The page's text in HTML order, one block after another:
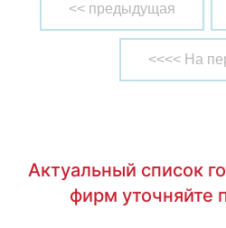
<< предыдущая
<<<< На
Актуальный список
фирм уточняйте